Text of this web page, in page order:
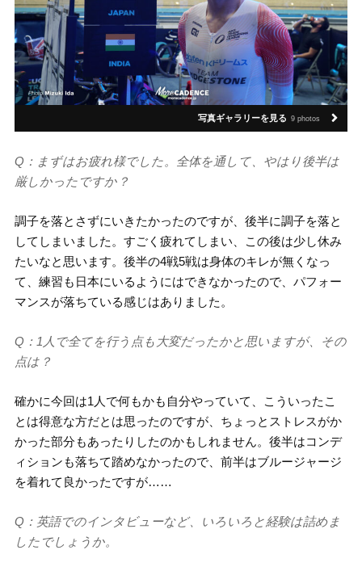
写真ギャラリーを見る 9 photos
Q：まずはお疲れ様でした。全体を通して、やはり後半は
厳しかったですか？
調子を落とさずにいきたかったのですが、後半に調子を落と
してしまいました。すごく疲れてしまい、この後は少し休み
たいなと思います。後半の4戦5戦は身体のキレが無くなっ
て、練習も日本にいるようにはできなかったので、パフォー
マンスが落ちている感じはありました。
Q：1人で全てを行う点も大変だったかと思いますが、その
点は？
確かに今回は1人で何もかも自分やっていて、こういったこ
とは得意な方だとは思ったのですが、ちょっとストレスがか
かった部分もあったりしたのかもしれません。後半はコンデ
ィションも落ちて踏めなかったので、前半はブルージャージ
を着れて良かったですが……
Q：英語でのインタビューなど、いろいろと経験は詰めま
したでしょうか。